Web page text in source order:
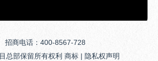
招商电话：400-8567-728
总部保留所有权利 商标 | 隐私权声明